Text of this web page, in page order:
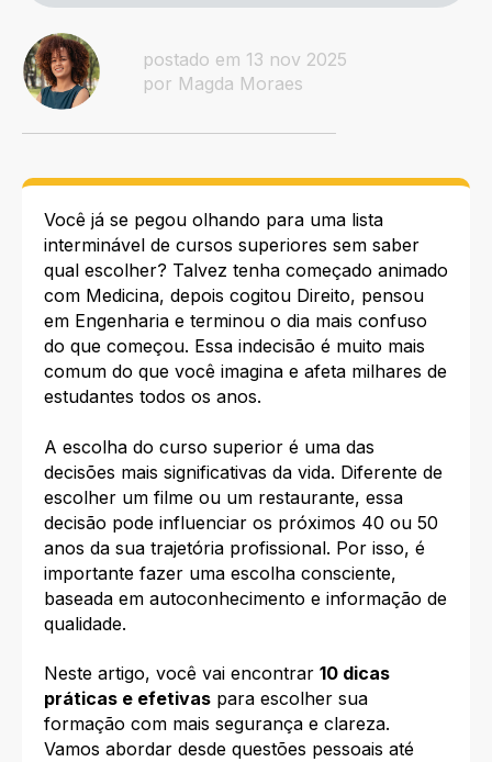
postado em 13 nov 2025
por Magda Moraes
Você já se pegou olhando para uma lista
interminável de cursos superiores sem saber
qual escolher? Talvez tenha começado animado
com Medicina, depois cogitou Direito, pensou
em Engenharia e terminou o dia mais confuso
do que começou. Essa indecisão é muito mais
comum do que você imagina e afeta milhares de
estudantes todos os anos.
A escolha do curso superior é uma das
decisões mais significativas da vida. Diferente de
escolher um filme ou um restaurante, essa
decisão pode influenciar os próximos 40 ou 50
anos da sua trajetória profissional. Por isso, é
importante fazer uma escolha consciente,
baseada em autoconhecimento e informação de
qualidade.
Neste artigo, você vai encontrar 10 dicas
práticas e efetivas para escolher sua
formação com mais segurança e clareza.
Vamos abordar desde questões pessoais até